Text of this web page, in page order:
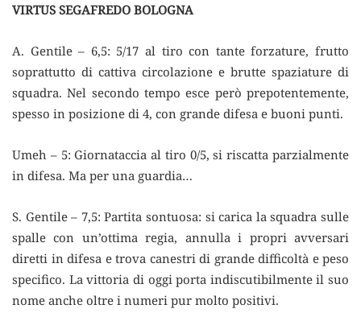
VIRTUS SEGAFREDO BOLOGNA
A. Gentile – 6,5: 5/17 al tiro con tante forzature, frutto
soprattutto di cattiva circolazione e brutte spaziature di
squadra. Nel secondo tempo esce però prepotentemente,
spesso in posizione di 4, con grande difesa e buoni punti.
Umeh – 5: Giornataccia al tiro 0/5, si riscatta parzialmente
in difesa. Ma per una guardia…
S. Gentile – 7,5: Partita sontuosa: si carica la squadra sulle
spalle con un’ottima regia, annulla i propri avversari
diretti in difesa e trova canestri di grande difficoltà e peso
specifico. La vittoria di oggi porta indiscutibilmente il suo
nome anche oltre i numeri pur molto positivi.